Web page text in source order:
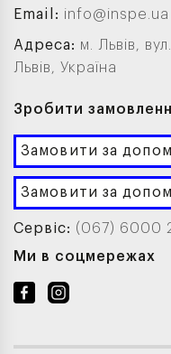
Email: info@inspe.ua
Адреса: м. Львів,
Львів, Україна
Зробити
Замовити за
Замовити за
Сервіс: (067) 6000
Ми в соцмережах